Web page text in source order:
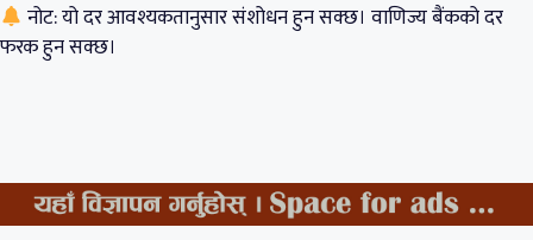
नोट: यो दर आवश्यकतानुसार संशोधन हुन सक्छ। वाणिज्य बैंकको दर
फरक हुन सक्छ।